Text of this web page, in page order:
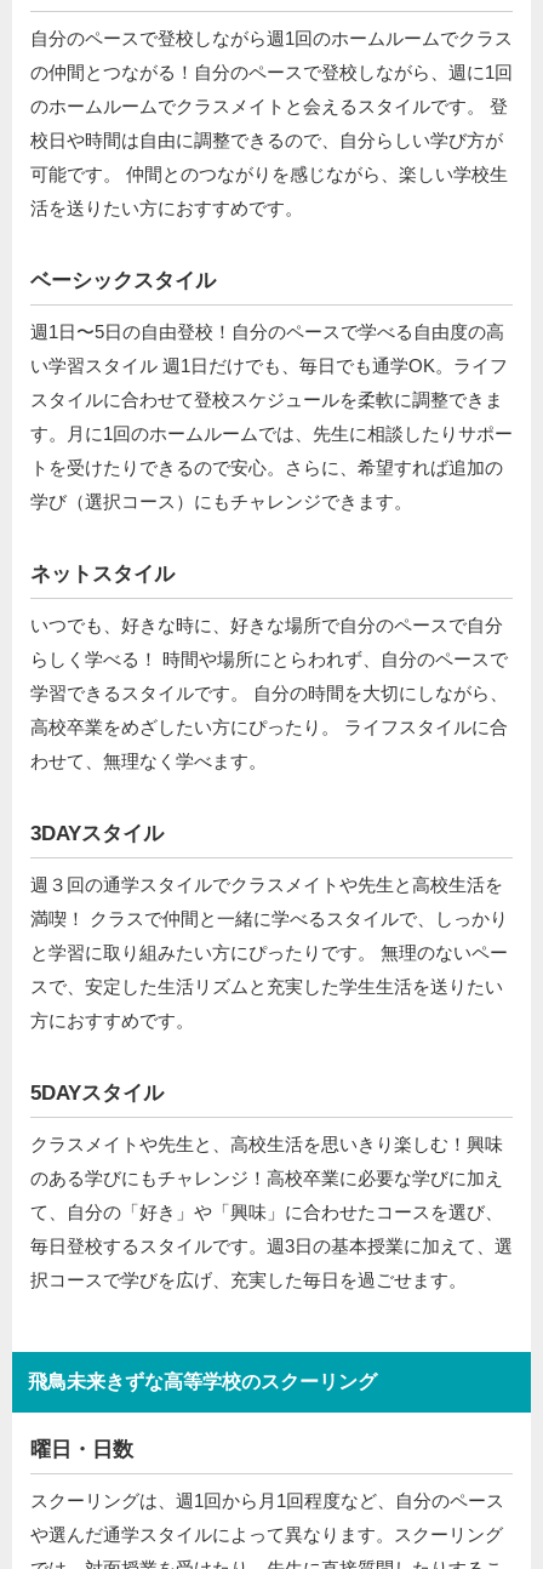
自分のペースで登校しながら週1回のホームルームでクラス
の仲間とつながる！自分のペースで登校しながら、週に1回
のホームルームでクラスメイトと会えるスタイルです。 登
校日や時間は自由に調整できるので、自分らしい学び方が
可能です。 仲間とのつながりを感じながら、楽しい学校生
活を送りたい方におすすめです。
ベーシックスタイル
週1日〜5日の自由登校！自分のペースで学べる自由度の高
い学習スタイル 週1日だけでも、毎日でも通学OK。ライフ
スタイルに合わせて登校スケジュールを柔軟に調整できま
す。月に1回のホームルームでは、先生に相談したりサポー
トを受けたりできるので安心。さらに、希望すれば追加の
学び（選択コース）にもチャレンジできます。
ネットスタイル
いつでも、好きな時に、好きな場所で自分のペースで自分
らしく学べる！ 時間や場所にとらわれず、自分のペースで
学習できるスタイルです。 自分の時間を大切にしながら、
高校卒業をめざしたい方にぴったり。 ライフスタイルに合
わせて、無理なく学べます。
3DAYスタイル
週３回の通学スタイルでクラスメイトや先生と高校生活を
満喫！ クラスで仲間と一緒に学べるスタイルで、しっかり
と学習に取り組みたい方にぴったりです。 無理のないペー
スで、安定した生活リズムと充実した学生生活を送りたい
方におすすめです。
5DAYスタイル
クラスメイトや先生と、高校生活を思いきり楽しむ！興味
のある学びにもチャレンジ！高校卒業に必要な学びに加え
て、自分の「好き」や「興味」に合わせたコースを選び、
毎日登校するスタイルです。週3日の基本授業に加えて、選
択コースで学びを広げ、充実した毎日を過ごせます。
飛鳥未来きずな高等学校のスクーリング
曜日・日数
スクーリングは、週1回から月1回程度など、自分のペース
や選んだ通学スタイルによって異なります。スクーリング